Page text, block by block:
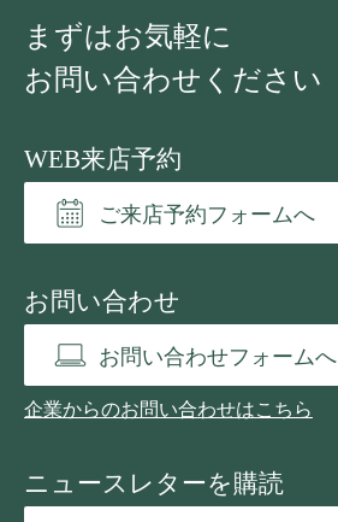
まずはお気軽に
お問い合わせください
WEB来店予約
ご来店予約フォームへ
お問い合わせ
お問い合わせフォームへ
企業からのお問い合わせはこちら
ニュースレターを購読